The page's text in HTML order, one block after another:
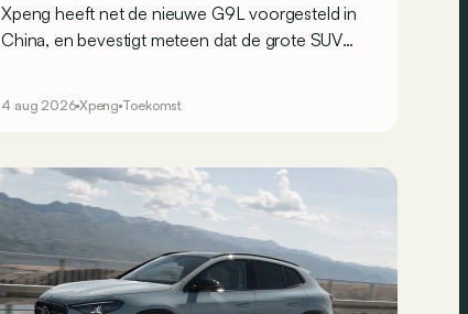
Xpeng heeft net de nieuwe G9L voorgesteld in
China, en bevestigt meteen dat de grote SUV
4 aug 2026 Xpeng Toekomst